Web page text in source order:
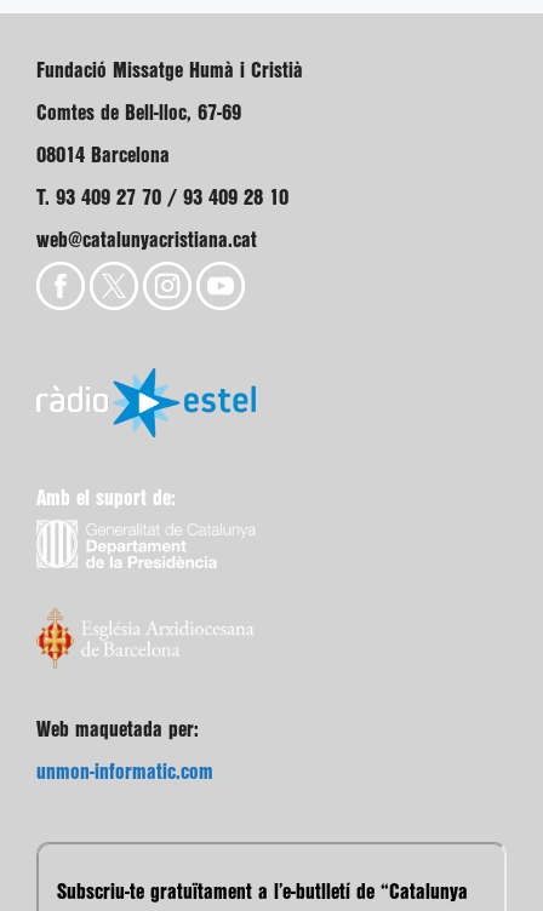
Fundació Missatge Humà i Cristià
Comtes de Bell-lloc, 67-69
08014 Barcelona
T. 93 409 27 70 / 93 409 28 10
web@catalunyacristiana.cat
Amb el suport de:
Web maquetada per:
unmon-informatic.com
Subscriu-te gratuïtament a l’e-butlletí de “Catalunya